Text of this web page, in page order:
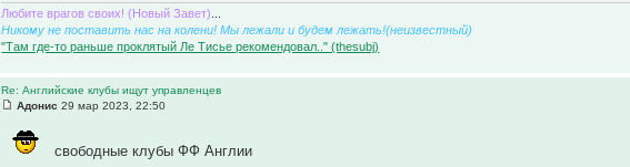
Любите врагов своих! (Новый Завет)
Никому не поставить нас на колени! Мы лежали и будем лежать!(неизвестный)
"Там где-то раньше проклятый Ле Тисье рекомендовал.." (thesubj)
Re: Английские клубы ищут управленцев
Адонис 29 мар 2023, 22:50
свободные клубы ФФ Англии